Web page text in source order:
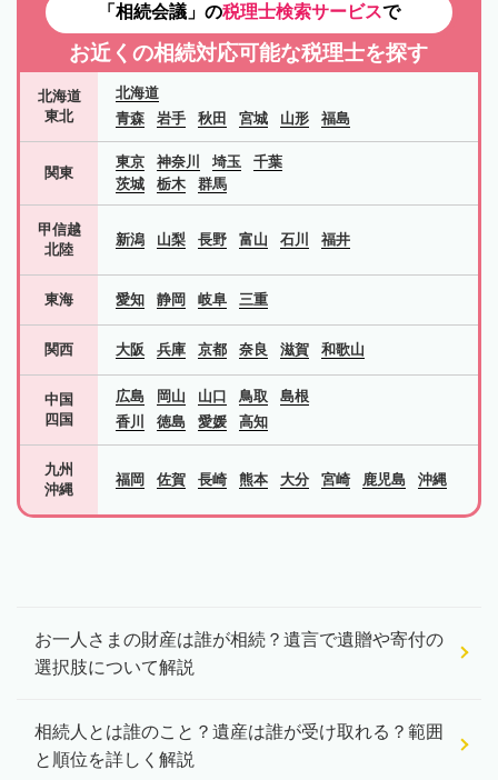
「相続会議」の税理士検索サービスで
お近くの相続対応可能な税理士を探す
北海道
東北
北海道
青森
岩手 秋田 宮城 山形 福島
関東
東京 神奈川 埼玉
千葉
茨城
栃木 群馬
甲信越
北陸
新潟 山梨 長野 富山 石川 福井
東海 愛知 静岡 岐阜 三重
関西 大阪 兵庫 京都 奈良 滋賀 和歌山
中国
四国
広島 岡山 山口 鳥取
島根
香川
徳島 愛媛 高知
九州
沖縄
福岡 佐賀 長崎 熊本 大分 宮崎 鹿児島 沖縄
お一人さまの財産は誰が相続？遺言で遺贈や寄付の
選択肢について解説
相続人とは誰のこと？遺産は誰が受け取れる？範囲
と順位を詳しく解説